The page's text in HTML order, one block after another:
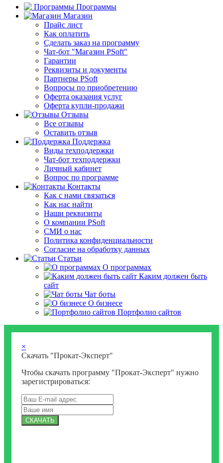
Программы
Магазин
Прайс лист
Как оплатить
Сделать заказ на программу
Чат-бот "Магазин PSoft"
Гарантии
Реквизиты и документы
Партнеры PSoft
Вопросы по приобретению
Оферта оказания услуг
Оферта купли-продажи
Отзывы
Все отзывы
Оставить отзыв
Поддержка
Виды техподдержки
Чат-бот техподдержки
Личный кабинет
Вопрос по программе
Контакты
Как с нами связаться
Как нас найти
Наши реквизиты
О компании PSoft
СМИ о нас
Политика конфиденциальности
Согласие на обработку данных
Статьи
О программах
Каким должен быть
сайт
Чат боты
О бизнесе
Портфолио сайтов
×
Скачать "Прокат-Эксперт"
Чтобы скачать программу "Прокат-Эксперт" нужно
зарегистрироваться:
СКАЧАТЬ